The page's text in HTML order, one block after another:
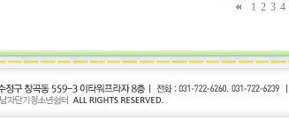
1 2 3 4